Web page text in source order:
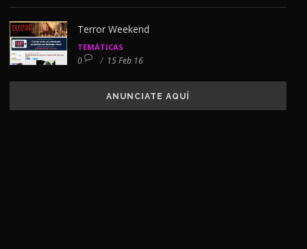
Terror Weekend
TEMÁTICAS
0 / 15 Feb 16
ANUNCIATE AQUÍ